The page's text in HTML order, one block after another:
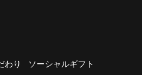
わり ソーシャルギフト